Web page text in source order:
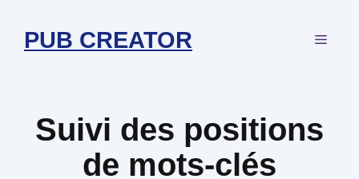
contenu
PUB CREATOR
Suivi des positions
de mots-clés